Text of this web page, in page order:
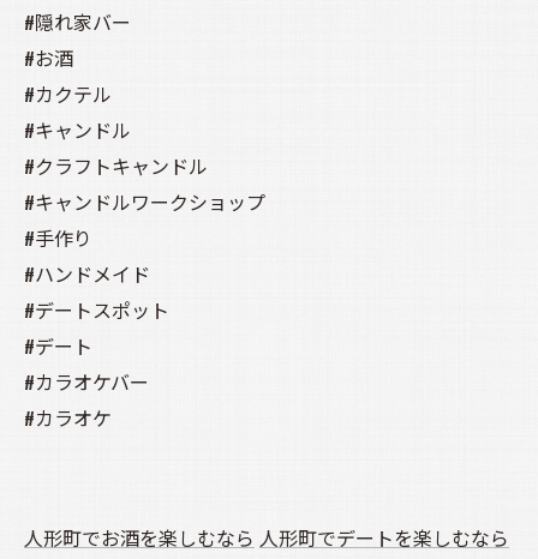
#隠れ家バー
#お酒
#カクテル
#キャンドル
#クラフトキャンドル
#キャンドルワークショップ
#手作り
#ハンドメイド
#デートスポット
#デート
#カラオケバー
#カラオケ
人形町でお酒を楽しむなら 人形町でデートを楽しむなら